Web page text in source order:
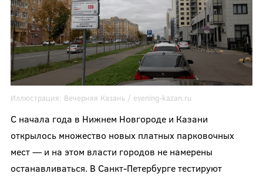
Иллюстрация: Вечерняя Казань / evening-kazan.ru
С начала года в Нижнем Новгороде и Казани
открылось множество новых платных парковочных
мест — и на этом власти городов не намерены
останавливаться. В Санкт-Петербурге тестируют